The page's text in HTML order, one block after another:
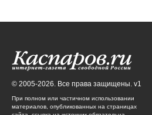
© 2005-2026. Все права защищены. v1
При полном или частичном использовании
материалов, опубликованных на страницах